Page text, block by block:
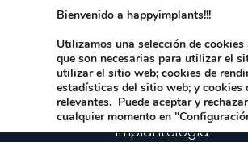
Dirección:
Implantologia
Bienvenido a happyimplants!!!
Utilizamos una selección de
que son necesarias para utilizar el
utilizar el sitio web; cookies de
estadísticas del sitio web; y
relevantes. Puede aceptar y
cualquier momento en